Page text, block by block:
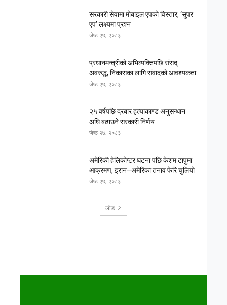
सरकारी सेवामा मोबाइल एपको विस्तार, ‘सुपर
एप’ लक्ष्यमा प्रश्न
जेष्ठ २७, २०८३
प्रधानमन्त्रीको अभिव्यक्तिपछि संसद्
अवरुद्ध, निकासका लागि संवादको आवश्यकता
जेष्ठ २७, २०८३
२५ वर्षपछि दरबार हत्याकाण्ड अनुसन्धान
अघि बढाउने सरकारी निर्णय
जेष्ठ २७, २०८३
अमेरिकी हेलिकोप्टर घटना पछि केशम टापुमा
आक्रमण, इरान–अमेरिका तनाव फेरि चुलियो
जेष्ठ २७, २०८३
लोड